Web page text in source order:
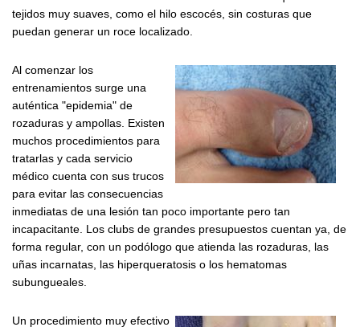
tejidos muy suaves, como el hilo escocés, sin costuras que
puedan generar un roce localizado.
Al comenzar los
entrenamientos surge una
auténtica "epidemia" de
rozaduras y ampollas. Existen
muchos procedimientos para
tratarlas y cada servicio
médico cuenta con sus trucos
para evitar las consecuencias
inmediatas de una lesión tan poco importante pero tan
incapacitante. Los clubs de grandes presupuestos cuentan ya, de
forma regular, con un podólogo que atienda las rozaduras, las
uñas incarnatas, las hiperqueratosis o los hematomas
subungueales.
Un procedimiento muy efectivo